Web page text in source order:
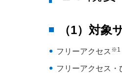
（1）対象
フリーアクセス ※1
フリーアクセス・